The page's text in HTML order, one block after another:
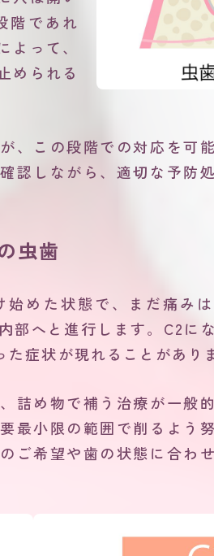
階であれ
って、
められる
、この段階での対応を可
認しながら、適切な予防
虫歯
めた状態で、まだ痛み
部へと進行します。C2に
症状が現れることがあり
詰め物で補う治療が一般
最小限の範囲で削るよう
ご希望や歯の状態に合わ